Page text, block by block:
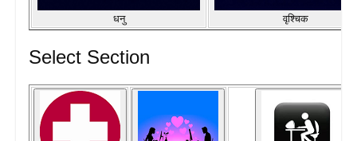
धनु वृश्चिक
Select Section